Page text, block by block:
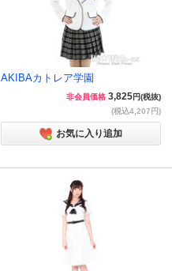
AKIBAカトレア学園
非会員価格 3,825円(税抜)
(税込4,207円)
お気に入り追加